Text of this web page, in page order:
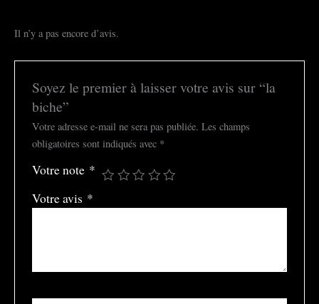
Il n’y a pas encore d’avis.
Soyez le premier à laisser votre avis sur “la
biche”
Votre adresse e-mail ne sera pas publiée. Les champs
obligatoires sont indiqués avec *
Votre note *
Votre avis *